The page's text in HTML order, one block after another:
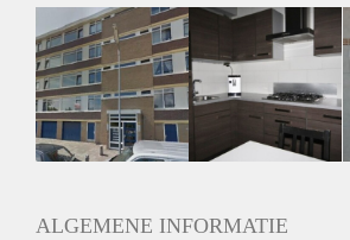
Huisdieren toegestaan: Afhankelijk van de
Huurtoeslag grens: Nee
Geschikt voor studenten: Afhankelijk van
ALGEMENE INFORMATIE